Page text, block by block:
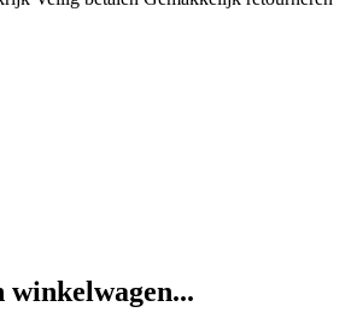
winkelwagen...